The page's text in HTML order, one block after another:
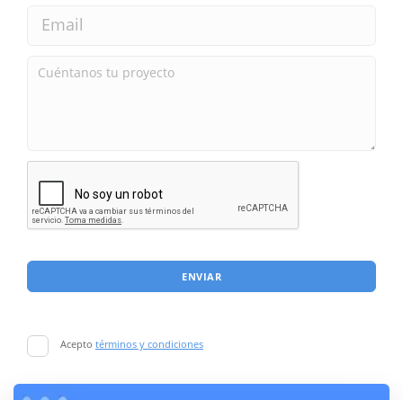
ENVIAR
Acepto términos y condiciones